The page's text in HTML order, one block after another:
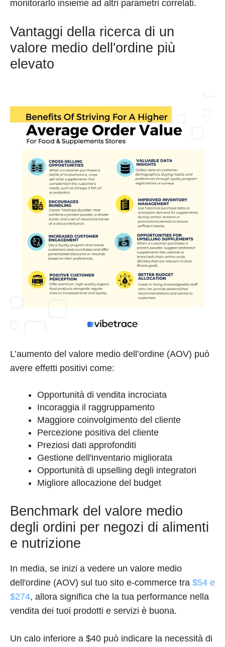
monitorarlo insieme ad altri parametri correlati.
Vantaggi della ricerca di un
valore medio dell'ordine più
elevato
L’aumento del valore medio dell’ordine (AOV) può
avere effetti positivi come:
Opportunità di vendita incrociata
Incoraggia il raggruppamento
Maggiore coinvolgimento del cliente
Percezione positiva del cliente
Preziosi dati approfonditi
Gestione dell'inventario migliorata
Opportunità di upselling degli integratori
Migliore allocazione del budget
Benchmark del valore medio
degli ordini per negozi di alimenti
e nutrizione
In media, se inizi a vedere un valore medio
dell'ordine (AOV) sul tuo sito e-commerce tra $54 e
$274, allora significa che la tua performance nella
vendita dei tuoi prodotti e servizi è buona.
Un calo inferiore a $40 può indicare la necessità di